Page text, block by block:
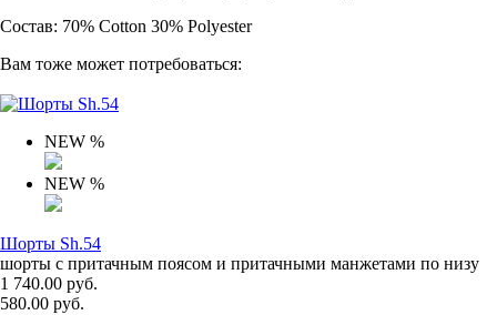
Состав: 70% Cotton 30% Polyester
Вам тоже может потребоваться:
NEW %
NEW %
Шорты Sh.54
шорты с притачным поясом и притачными манжетами по низу
1 740.00 руб.
580.00 руб.